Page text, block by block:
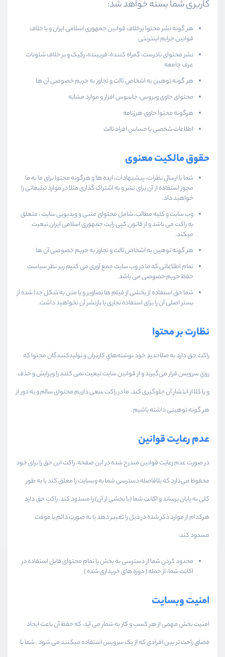
کاربری شما بسته خواهد شد:
هر گونه نشر محتوا برخلاف قوانین جمهوری اسلامی ایران و یا خلاف
قوانین جرایم اینترنتی
نشر محتوای نادرست، گمراه کننده، فریبنده، رکیک و بر خلاف شئونات
عرف جامعه
هر گونه توهین به اشخاص ثالث و تجاوز به حریم خصوصی آن ها
محتوای حاوی ویروس، جاسوس افزار و موارد مشابه
هرگونه محتوا حاوی هرزنامه
اطلاعات شخصی یا حساس افراد ثالث
حقوق مالکیت معنوی
شما با ارسال نظرات، پیشنهادات، ایده ها و هرگونه محتوا برای ما به ما
مجوز استفاده از آن برای نشر و به اشتراک گذاری مثلا در موارد تبلیغاتی را
خواهید داد.
وب سایت و کلیه مطالب، شامل محتوای متنی و ویدیویی سایت ، متعلق
به راکت می باشد و از قانون کپی رایت جمهوری اسلامی ایران تبعیت
میکند.
هر گونه توهین به اشخاص ثالث و تجاوز به حریم خصوصی آن ها
تمام اطلاعاتی که ما در وب سایت جمع آوری می کنیم زیر نظر سیاست
حفظ حریم خصوصی می باشد.
شما حق استفاده از بخشی از فیلم ها تصاویر و یا متن به شکل جدا شده از
بستر اصلی آن را برای استفاده تجاری یا بازنشر آن نخواهید داشت.
نظارت بر محتوا
راکت حق دارد به صلاحدیدِ خود نوشته‌هایِ کاربران و تولیدکنندگان محتوا که
رویِ سرویس قرار می‌گیرند و از قوانین سایت تبعیت نمی کنند را ویرایش و حذف
و یا کلا از انتشارِ آن جلوگیری کند. ما در راکت سعی داریم محتوای سالم و به دور از
هر گونه توهینی داشته باشیم .
عدم رعایت قوانین
در صورت عدم رعایت قوانین مندرج شده در این صفحه، راکت این حق را برای خود
محفوظ می‌دارد که بلافاصله دسترسی شما به وبسایت را معلق کند یا به طور
کلی به پایان برساند و اکانتِ شما (یا بخشی از آن) را مسدود کند. راکت حق دارد
هرکدام از موارد ذکر شده در ذیل را تغییر دهد یا به صورتِ دائم یا موقت
مسدود کند:
محدود کردنِ شما از دسترسی به بخش یا تمام محتوای قابل استفاده در
اکانت شما، از جمله ( دوره های خریداری شده )
امنیت وبسایت
امنیت بخش مهمی از هر کسب و کار به شمار می آید، که حفظ آن باعث ایجاد
فضای راحت تر بین افرادی که از یک سرویس استفاده میکنند می شود . شما با